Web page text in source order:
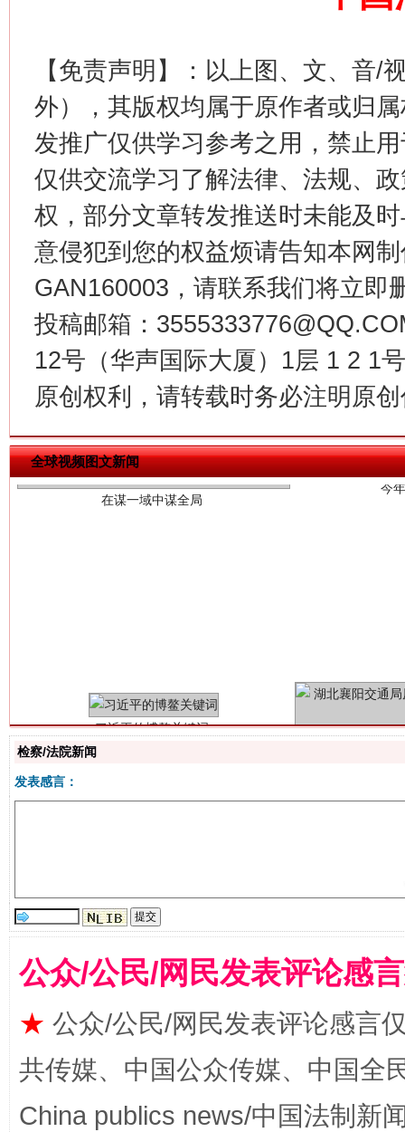
【免责声明】：以上图、文、音/
外），其版权均属于原作者或归
发推广仅供学习参考之用，禁止
仅供交流学习了解法律、法规、
权，部分文章转发推送时未能及
意侵犯到您的权益烦请告知本网
GAN160003，请联系我们将立即
投稿邮箱：
12号（华声国际大厦）1层 1 2 1
原创权利，请转载时务必注明原
全球视频图文新闻
这是一记警钟！ 谢
在谋一域中谋全局
检察/法院新闻
发表感言：
公众/公民/网民发表评论感
★ 公众/公民/网民发表评论感言
共传媒、中国公众传媒、中国全
China publics news/中国法制新